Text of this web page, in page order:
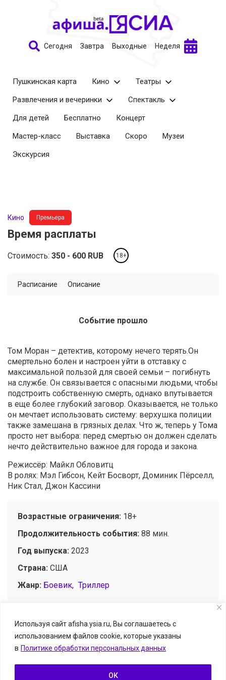
Используя сайт afisha.ysia.ru, Вы соглашаетесь с
использованием файлов cookie, которые указаны
в Политике обработки персональных данных
ОК
Сегодня Завтра Выходные Неделя
Пушкинская карта Кино
Театры
Развлечения и вечеринки
Спектакль
Для детей
Бесплатно
Концерт
Мастер-класс
Выставка Скоро
Музеи
Экскурсия
Кино Премьера
Время расплаты
Стоимость: 350 600 RUB 18+
Расписание Описание
Событие прошло
Том Моран – детектив, которому нечего терять.Он
смертельно болен и настроен уйти в отставку с
максимальной пользой для своей семьи – погибнуть
на службе. Он связывается с опасными людьми, чтобы
подстроить собственную смерть, однако впутывается
в еще более глубокий заговор. Оказывается, не только
он мечтает использовать систему: верхушка полиции
также замешана в грязных делах. Что ж, теперь у Тома
просто нет выбора: перед смертью он должен сделать
нечто действительно важное для города и закона.
Режиссёр: Майкл Обловитц
В ролях: Мэл Гибсон, Кейт Босворт, Доминик Пёрселл,
Ник Стал, Джон Кассини
Возрастные ограничения: 18+
Продолжительность события: 88 мин.
Год выпуска: 2023
Страна: США
Жанр: Боевик Триллер
© Афиша.ЯСИА I Все развлечения Якутска и Якутии, 2026
Размещение информации о событии — бесплатно.